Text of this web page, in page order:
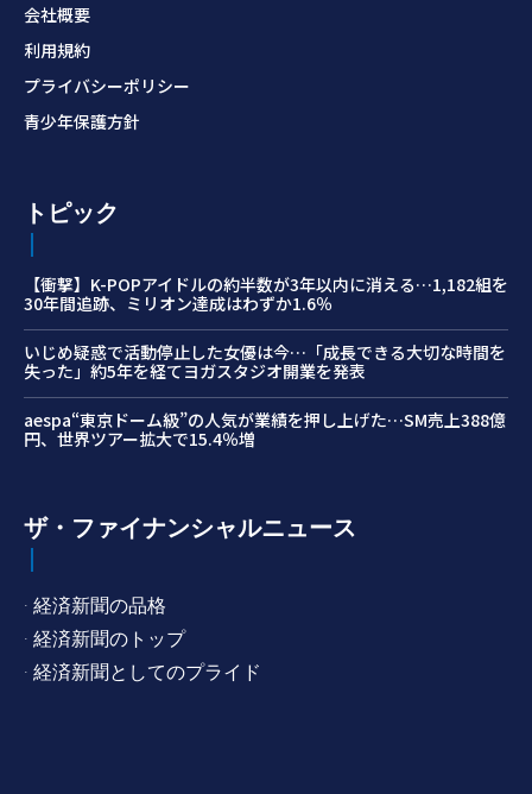
会社概要
利用規約
プライバシーポリシー
青少年保護方針
トピック
【衝撃】K-POPアイドルの約半数が3年以内に消える…1,182組を
30年間追跡、ミリオン達成はわずか1.6％
いじめ疑惑で活動停止した女優は今…「成長できる大切な時間を
失った」約5年を経てヨガスタジオ開業を発表
aespa“東京ドーム級”の人気が業績を押し上げた…SM売上388億
円、世界ツアー拡大で15.4％増
ザ・ファイナンシャルニュース
· 経済新聞の品格
· 経済新聞のトップ
· 経済新聞としてのプライド